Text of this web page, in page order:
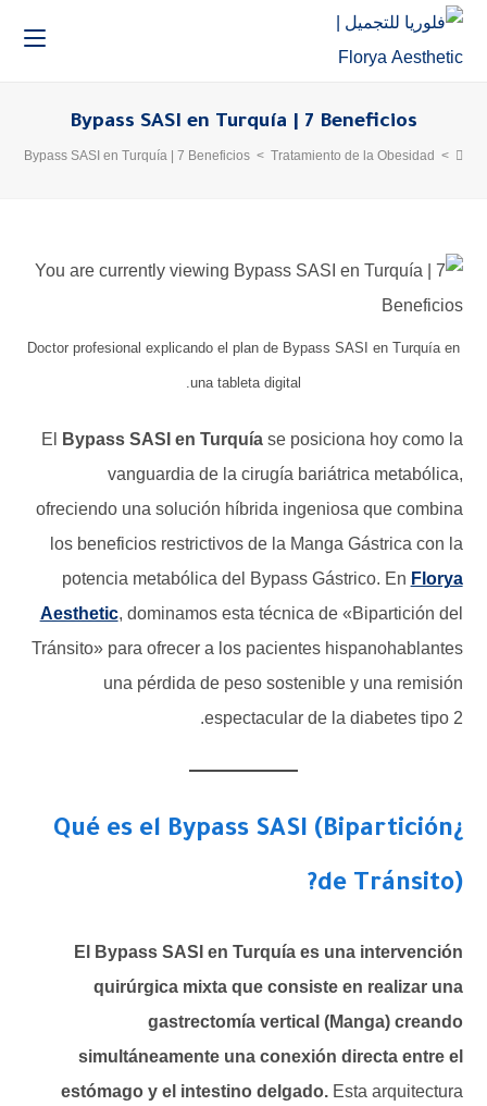
Bypass SASI en Turquía | 7 Beneficios
Tratamiento de la Obesidad
>
Bypass SASI en Turquía | 7 Beneficios
Doctor profesional explicando el plan de Bypass SASI en Turquía en
una tableta digital.
ElBypass SASI en Turquíase posiciona hoy como la
vanguardia de la cirugía bariátrica metabólica,
ofreciendo una solución híbrida ingeniosa que combina
los beneficios restrictivos de la Manga Gástrica con la
potencia metabólica del Bypass Gástrico. EnFlorya
Aesthetic , dominamos esta técnica de «Bipartición del
Tránsito» para ofrecer a los pacientes hispanohablantes
una pérdida de peso sostenible y una remisión
espectacular de la diabetes tipo 2.
¿Qué es el Bypass SASI (Bipartición
de Tránsito)?
El Bypass SASI en Turquía es una intervención
quirúrgica mixta que consiste en realizar una
gastrectomía vertical (Manga) creando
simultáneamente una conexión directa entre el
estómago y el intestino delgado.Esta arquitectura